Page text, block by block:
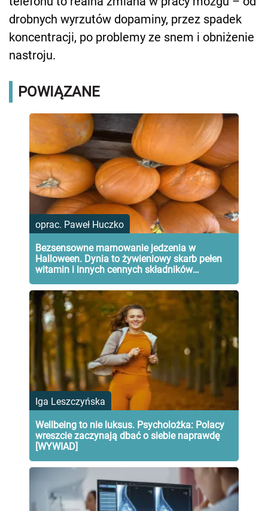
drobnych wyrzutów dopaminy, przez spadek
koncentracji, po problemy ze snem i obniżenie
nastroju.
POWIĄZANE
oprac. Paweł Huczko
Bezsensowne marnowanie jedzenia w
Halloween. Dynia to żywieniowy skarb pełen
witamin i innych cennych składników
Iga Leszczyńska
Wellbeing to nie luksus. Psycholożka: Polacy
wreszcie zaczynają dbać o siebie naprawdę
[WYWIAD]